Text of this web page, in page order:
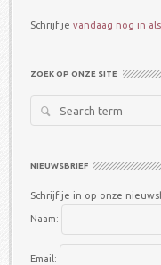
Schrijf je vandaag nog in
ZOEK OP ONZE SITE
NIEUWSBRIEF
Schrijf je in op onze
Naam:
Email: